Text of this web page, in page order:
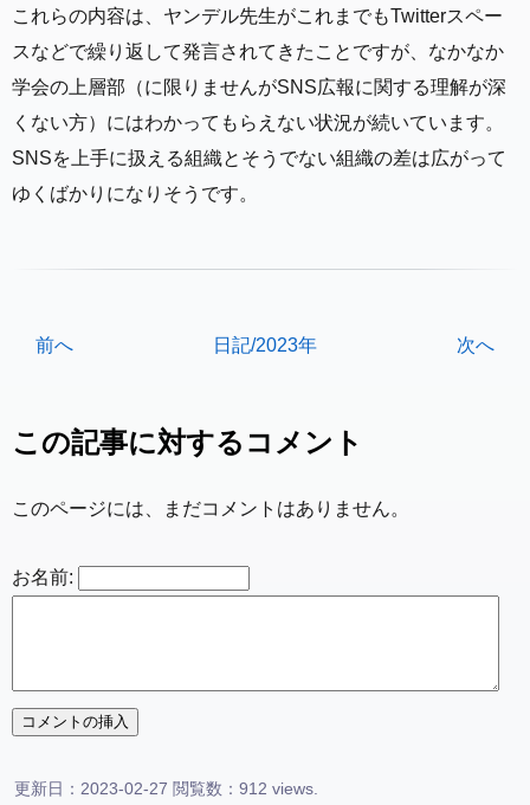
これらの内容は、ヤンデル先生がこれまでもTwitterスペー
スなどで繰り返して発言されてきたことですが、なかなか
学会の上層部（に限りませんがSNS広報に関する理解が深
くない方）にはわかってもらえない状況が続いています。
SNSを上手に扱える組織とそうでない組織の差は広がって
ゆくばかりになりそうです。
前へ 次へ
日記/2023年
この記事に対するコメント
このページには、まだコメントはありません。
お名前:
更新日：2023-02-27 閲覧数：912 views.